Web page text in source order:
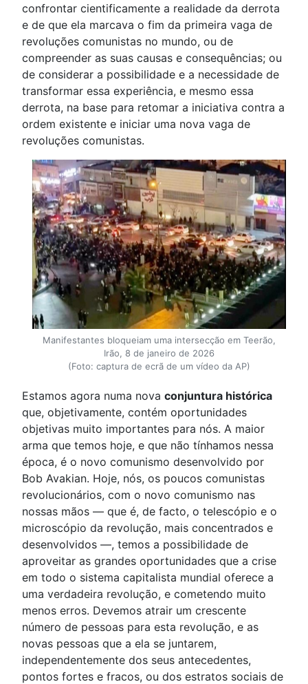
confrontar cientificamente a realidade da derrota
e de que ela marcava o fim da primeira vaga de
revoluções comunistas no mundo, ou de
compreender as suas causas e consequências; ou
de considerar a possibilidade e a necessidade de
transformar essa experiência, e mesmo essa
derrota, na base para retomar a iniciativa contra a
ordem existente e iniciar uma nova vaga de
revoluções comunistas.
Manifestantes bloqueiam uma intersecção em Teerão,
Irão, 8 de janeiro de 2026
(Foto: captura de ecrã de um vídeo da AP)
Estamos agora numa nova conjuntura histórica
que, objetivamente, contém oportunidades
objetivas muito importantes para nós. A maior
arma que temos hoje, e que não tínhamos nessa
época, é o novo comunismo desenvolvido por
Bob Avakian. Hoje, nós, os poucos comunistas
revolucionários, com o novo comunismo nas
nossas mãos — que é, de facto, o telescópio e o
microscópio da revolução, mais concentrados e
desenvolvidos —, temos a possibilidade de
aproveitar as grandes oportunidades que a crise
em todo o sistema capitalista mundial oferece a
uma verdadeira revolução, e cometendo muito
menos erros. Devemos atrair um crescente
número de pessoas para esta revolução, e as
novas pessoas que a ela se juntarem,
independentemente dos seus antecedentes,
pontos fortes e fracos, ou dos estratos sociais de